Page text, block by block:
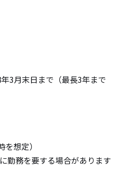
3月末日まで（最長3年まで
想定）
勤務を要する場合があります